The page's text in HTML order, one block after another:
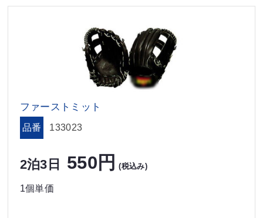
ファーストミット
品番 133023
2泊3日 550円 (税込み)
1個単価